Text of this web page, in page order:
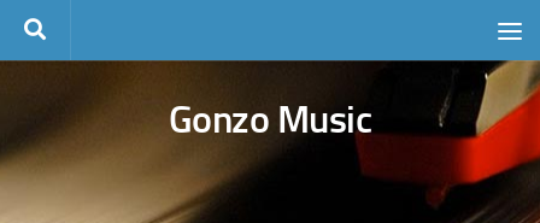
Skip to content
Gonzo Music